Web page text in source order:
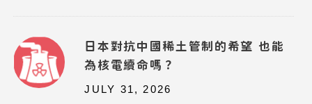
日本對抗中國稀土管制的希望 也能
為核電續命嗎？
JULY 31, 2026